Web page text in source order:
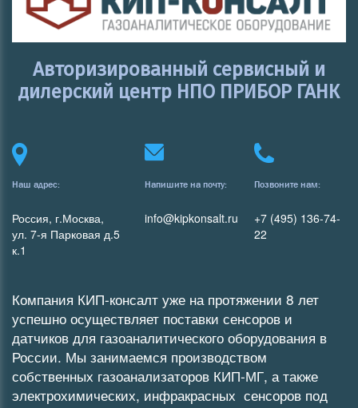
Авторизированный сервисный и
дилерский центр НПО ПРИБОР ГАНК
Компания КИП-консалт уже на протяжении 8 лет
успешно осуществляет поставки сенсоров и
датчиков для газоаналитического оборудования в
России. Мы занимаемся производством
собственных газоанализаторов КИП-МГ, а также
электрохимических, инфракрасных сенсоров под
Наш адрес:
Россия, г.Москва,
ул. 7-я Парковая д.5
к.1
Напишите на почту:
info@kipkonsalt.ru
Позвоните нам:
+7 (495) 136-74-
22